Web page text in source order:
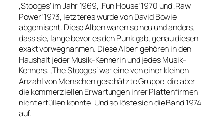
‚Stooges‘ im Jahr 1969, ‚Fun House‘ 1970 und ‚Raw
Power‘ 1973, letzteres wurde von David Bowie
abgemischt. Diese Alben waren so neu und anders,
dass sie, lange bevor es den Punk gab, genau diesen
exakt vorwegnahmen. Diese Alben gehören in den
Haushalt jeder Musik-Kennerin und jedes Musik-
Kenners. ‚The Stooges‘ war eine von einer kleinen
Anzahl von Menschen geschätzte Gruppe, die aber
die kommerziellen Erwartungen ihrer Plattenfirmen
nicht erfüllen konnte. Und so löste sich die Band 1974
auf.